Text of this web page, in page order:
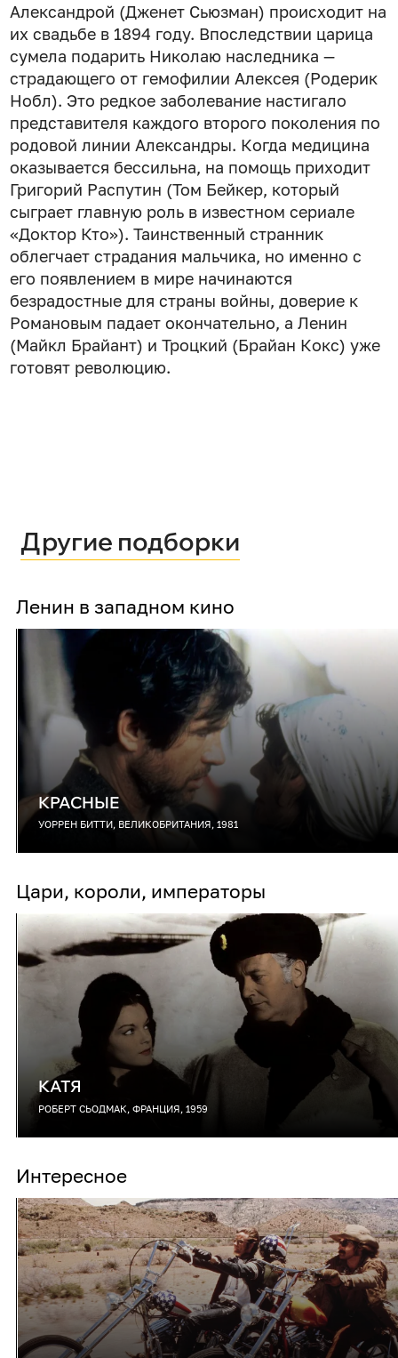
Александрой (Дженет Сьюзман) происходит на
их свадьбе в 1894 году. Впоследствии царица
сумела подарить Николаю наследника —
страдающего от гемофилии Алексея (Родерик
Нобл). Это редкое заболевание настигало
представителя каждого второго поколения по
родовой линии Александры. Когда медицина
оказывается бессильна, на помощь приходит
Григорий Распутин (Том Бейкер, который
сыграет главную роль в известном сериале
«Доктор Кто»). Таинственный странник
облегчает страдания мальчика, но именно с
его появлением в мире начинаются
безрадостные для страны войны, доверие к
Романовым падает окончательно, а Ленин
(Майкл Брайант) и Троцкий (Брайан Кокс) уже
готовят революцию.
Другие подборки
Ленин в западном кино
КРАСНЫЕ
УОРРЕН БИТТИ, ВЕЛИКОБРИТАНИЯ, 1981
Цари, короли, императоры
КАТЯ
РОБЕРТ СЬОДМАК, ФРАНЦИЯ, 1959
Интересное